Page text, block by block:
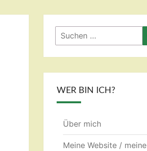
Suchen
nach:
WER BIN ICH?
Über mich
Meine Website / meine